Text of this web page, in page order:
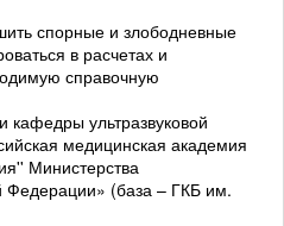
спорные и злободневные
в расчетах и
справочную
кафедры ультразвуковой
медицинская академия
Министерства
Федерации» (база – ГКБ им.